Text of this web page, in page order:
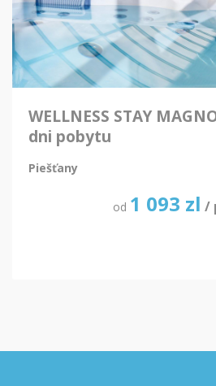
WELLNESS STAY
dni pobytu
Piešťany
od 1 093 zl /